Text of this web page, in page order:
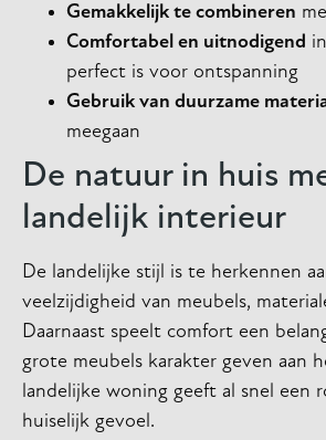
Gemakkelijk te combineren
Comfortabel en uitnodigend
perfect is voor ontspanning
Gebruik van duurzame
meegaan
De natuur in huis
landelijk interieur
De landelijke stijl is te herkennen
veelzijdigheid van meubels,
Daarnaast speelt comfort een
grote meubels karakter geven aan
landelijke woning geeft al snel een
huiselijk gevoel.